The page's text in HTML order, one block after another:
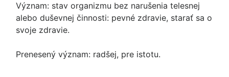
Význam: stav organizmu bez narušenia telesnej
alebo duševnej činnosti: pevné zdravie, starať sa o
svoje zdravie.
Prenesený význam: radšej, pre istotu.